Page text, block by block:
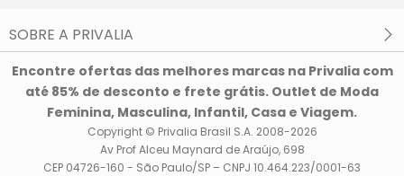
SOBRE A PRIVALIA
Privacidade e Cookies
Condições de uso
Encontre ofertas das melhores marcas na Privalia com
até 85% de desconto e frete grátis. Outlet de Moda
Feminina, Masculina, Infantil, Casa e Viagem.
Copyright © Privalia Brasil S.A. 2008-2026
Av Prof Alceu Maynard de Araújo, 698
CEP 04726-160 - São Paulo/SP – CNPJ 10.464.223/0001-63